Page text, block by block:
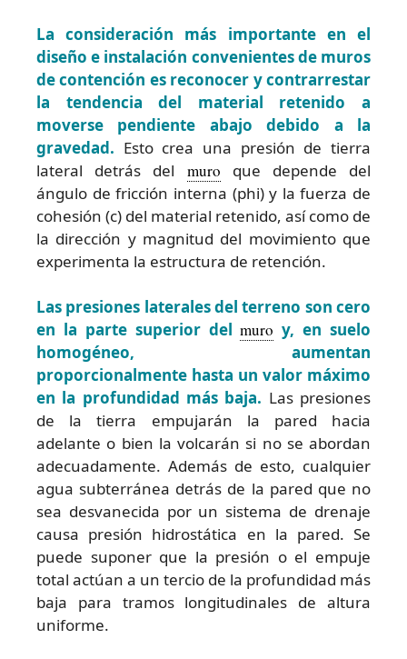
La consideración más importante en el
diseño e instalación convenientes de muros
de contención es reconocer y contrarrestar
la tendencia del material retenido a
moverse pendiente abajo debido a la
gravedad. Esto crea una presión de tierra
lateral detrás del muro que depende del
ángulo de fricción interna (phi) y la fuerza de
cohesión (c) del material retenido, así como de
la dirección y magnitud del movimiento que
experimenta la estructura de retención.
Las presiones laterales del terreno son cero
en la parte superior delmuro y, en suelo
homogéneo, aumentan
proporcionalmente hasta un valor máximo
en la profundidad más baja. Las presiones
de la tierra empujarán la pared hacia
adelante o bien la volcarán si no se abordan
adecuadamente. Además de esto, cualquier
agua subterránea detrás de la pared que no
sea desvanecida por un sistema de drenaje
causa presión hidrostática en la pared. Se
puede suponer que la presión o el empuje
total actúan a un tercio de la profundidad más
baja para tramos longitudinales de altura
uniforme.